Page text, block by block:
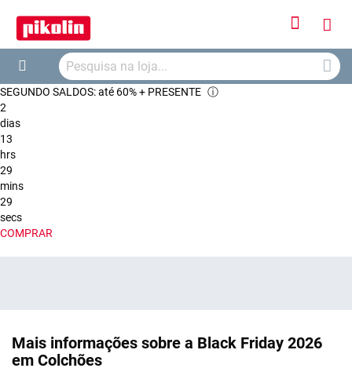
Iniciar
Meu
Search
SEGUNDO SALDOS: até 60% + PRESENTE ⓘ
2
dias
13
hrs
29
mins
29
secs
COMPRAR
Mais informações sobre a Black Friday 2026
em Colchões